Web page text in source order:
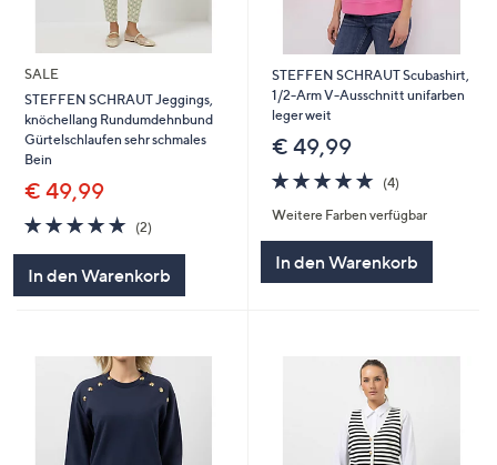
SALE
STEFFEN SCHRAUT Jeggings,
knöchellang Rundumdehnbund
Gürtelschlaufen sehr schmales
Bein
€ 49,99
5.0
von
(2)
In den Warenkorb
STEFFEN SCHRAUT Scubashirt,
1/2-Arm V-Ausschnitt unifarben
leger weit
€ 49,99
5.0
von
5
(4)
Weitere Farben verfügbar
In den Warenkorb